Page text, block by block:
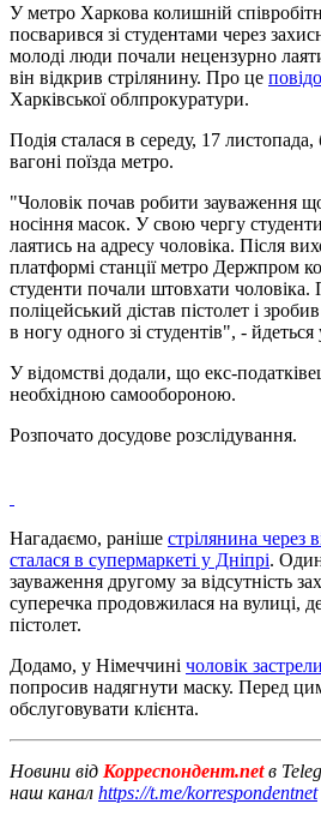
У метро Харкова колишній
посварився зі студентами через
молоді люди почали нецензурно
він відкрив стрілянину. Про це
Харківської облпрокуратури.
Подія сталася в середу, 17
вагоні поїзда метро.
"Чоловік почав робити зауваження
носіння масок. У свою чергу
лаятись на адресу чоловіка. Після
платформі станції метро Держпром
студенти почали штовхати чоловіка.
поліцейський дістав пістолет і
в ногу одного зі студентів", -
У відомстві додали, що екс-
необхідною самообороною.
Розпочато досудове розслідування.
Нагадаємо, раніше стрілянина через
сталася в супермаркеті у Дніпрі.
зауваження другому за відсутність
суперечка продовжилася на вулиці,
пістолет.
Додамо, у Німеччині чоловік
попросив надягнути маску. Перед
обслуговувати клієнта.
Новини від Корреспондент.netв
наш канал https://t.me/korrespondentnet